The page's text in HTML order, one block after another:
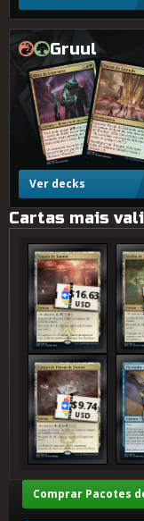
Gruul
Rhox da SegurançaPacote de
Ver decks
Cartas mais
Saguão de Xander
$16.63
USD
Campo de Provas de
$9.74
USD
Comprar Pacotes